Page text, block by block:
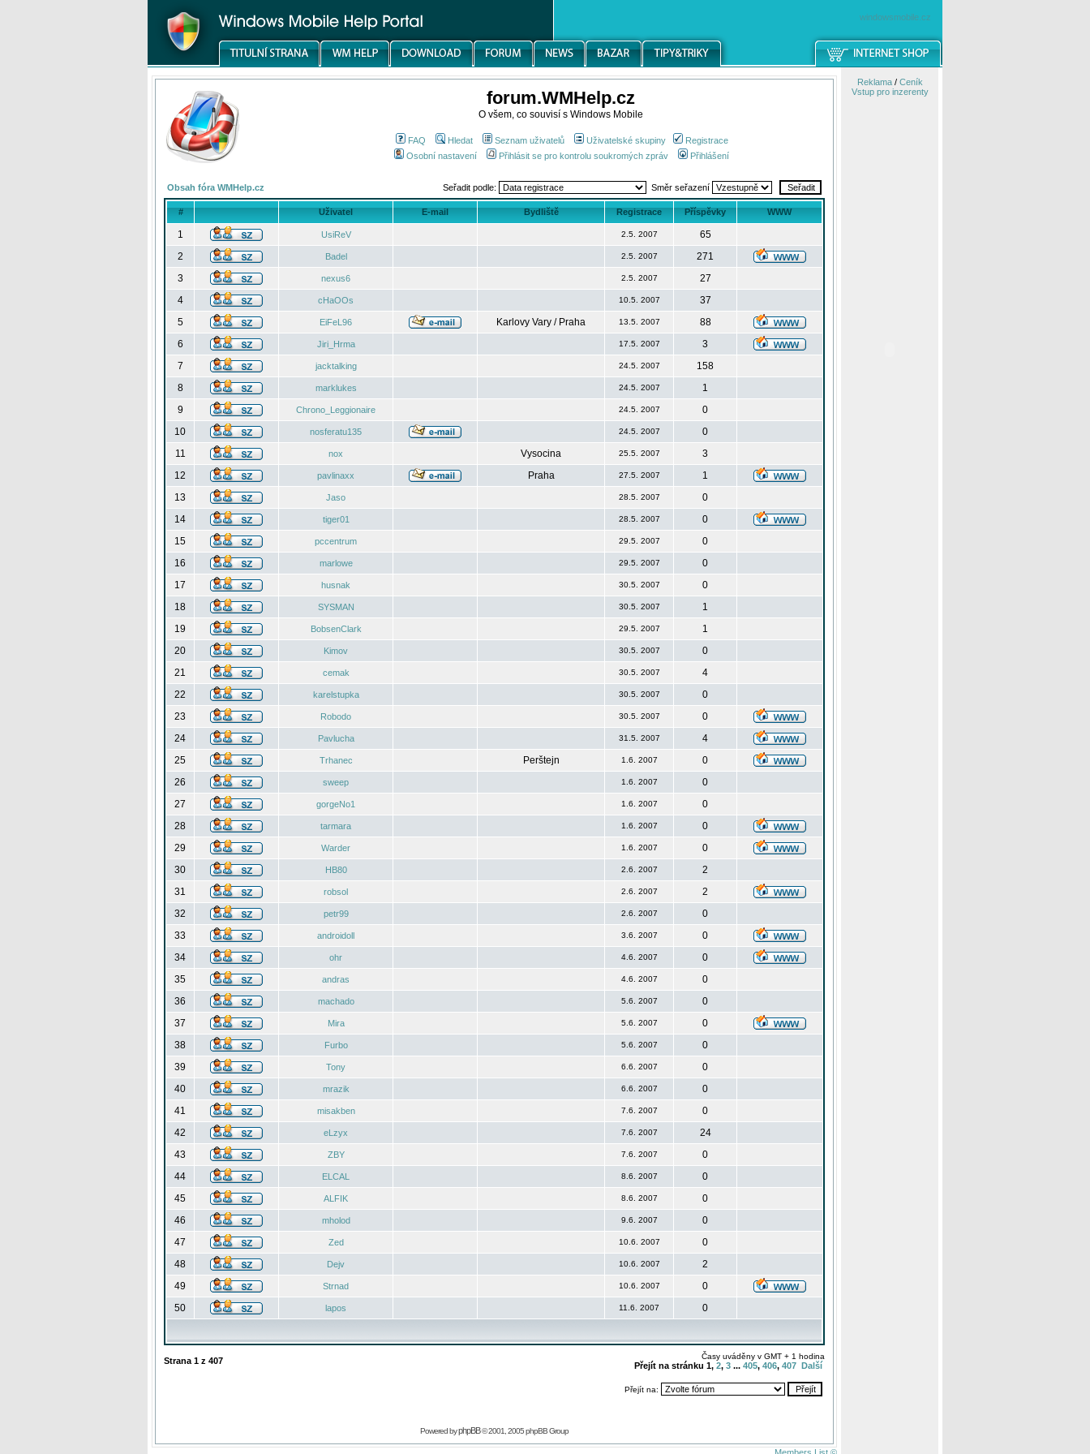
windowsmobile.cz
forum.WMHelp.cz
O všem, co souvisí s Windows Mobile
FAQ Hledat Seznam uživatelů Uživatelské skupiny
Registrace
Osobní nastavení
Přihlásit se pro kontrolu soukromých zpráv Přihlášení
Obsah fóra WMHelp.cz Seřadit podle: Směr seřazení
# Uživatel E-mail Bydliště Registrace Příspěvky WWW
1 UsiReV 2.5. 2007
65
2
Badel 2.5. 2007
271
3
nexus6 2.5. 2007
27
4
cHaOOs 10.5. 2007
37
5
EiFeL96 Karlovy Vary / Praha 13.5. 2007
88
6
Jiri_Hrma 17.5. 2007
3
7
jacktalking 24.5. 2007
158
8
marklukes 24.5. 2007
1
9
Chrono_Leggionaire 24.5. 2007
0
10
nosferatu135 24.5. 2007
0
11
nox Vysocina 25.5. 2007
3
12
pavlinaxx Praha 27.5. 2007
1
13
Jaso 28.5. 2007
0
14
tiger01 28.5. 2007
0
15
pccentrum 29.5. 2007
0
16
marlowe 29.5. 2007
0
17
husnak 30.5. 2007
0
18
SYSMAN 30.5. 2007
1
19
BobsenClark 29.5. 2007
1
20
Kimov 30.5. 2007
0
21
cemak 30.5. 2007
4
22
karelstupka 30.5. 2007
0
23
Robodo 30.5. 2007
0
24
Pavlucha 31.5. 2007
4
25
Trhanec Perštejn 1.6. 2007
0
26
sweep 1.6. 2007
0
27
gorgeNo1 1.6. 2007
0
28
tarmara 1.6. 2007
0
29
Warder 1.6. 2007
0
30
HB80 2.6. 2007
2
31
robsol 2.6. 2007
2
32
petr99 2.6. 2007
0
33
androidoll 3.6. 2007
0
34
ohr 4.6. 2007
0
35
andras 4.6. 2007
0
36
machado 5.6. 2007
0
37
Mira 5.6. 2007
0
38
Furbo 5.6. 2007
0
39
Tony 6.6. 2007
0
40
mrazik 6.6. 2007
0
41
misakben 7.6. 2007
0
42
eLzyx 7.6. 2007
24
43
ZBY 7.6. 2007
0
44
ELCAL 8.6. 2007
0
45
ALFIK 8.6. 2007
0
46
mholod 9.6. 2007
0
47
Zed 10.6. 2007
0
48
Dejv 10.6. 2007
2
49
Strnad 10.6. 2007
0
50
lapos 11.6. 2007 0
Strana 1 z 407 Časy uváděny v GMT + 1 hodina
Přejít na stránku 1, 2, 3 ... 405, 406, 407 Další
Přejít na:
Powered byphpBB© 2001, 2005 phpBB Group
Reklama/ Ceník
Vstup pro inzerenty